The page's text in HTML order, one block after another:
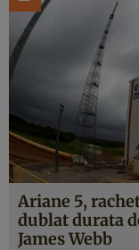
Ariane 5,
dublat durata
James Webb